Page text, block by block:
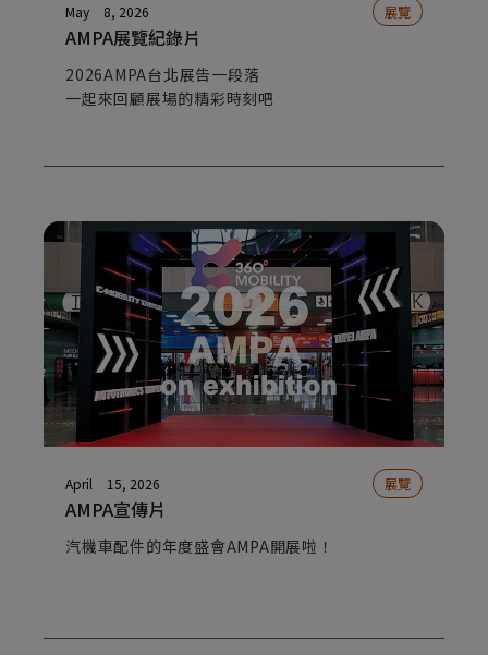
May 8, 2026 展覽
AMPA展覽紀錄片
2026AMPA台北展告一段落
一起來回顧展場的精彩時刻吧
April 15, 2026 展覽
AMPA宣傳片
汽機車配件的年度盛會AMPA開展啦！